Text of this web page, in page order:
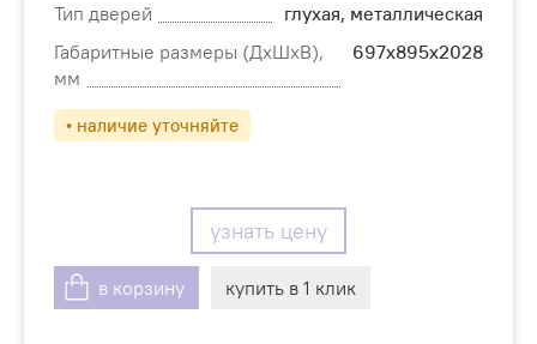
Тип дверей
глухая, металлическая
Габаритные размеры (ДхШхВ),
мм
697х895х2028
• наличие уточняйте
узнать цену
в корзину купить в 1 клик